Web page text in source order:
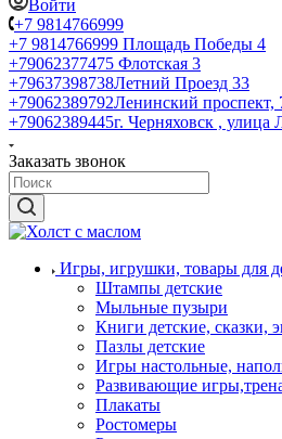
Войти
+7 9814766999
+7 9814766999 Площадь Победы 4
+79062377475 Флотская 3
+79637398738Летний Проезд 33
+79062389792Ленинский проспект,
+79062389445г. Черняховск , улица
Заказать звонок
Игры, игрушки, товары для
Штампы детские
Мыльные пузыри
Книги детские, сказки,
Пазлы детские
Игры настольные,
Развивающие
Плакаты
Ростомеры